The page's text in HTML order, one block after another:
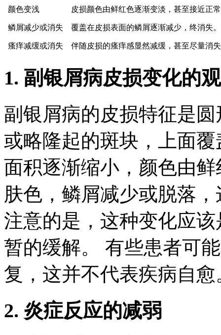
颜色变浅 皮损颜色由鲜红色逐渐变淡，甚至接近正
鳞屑减少或消失 覆盖在皮损表面的鳞屑逐渐减少，终消失。
瘙痒减缓或消失 伴随皮损的瘙痒感显然减缓，甚至尽量消
1. 副银屑病皮损变化的
副银屑病的皮损特征是
或略隆起的斑块，上面
面积逐渐缩小，颜色由
肤色，鳞屑减少或脱落
注意的是，这种变化应
暂的缓解。 有些患者可
复，这并不代表疾病自愈
2. 炎症反应的减弱